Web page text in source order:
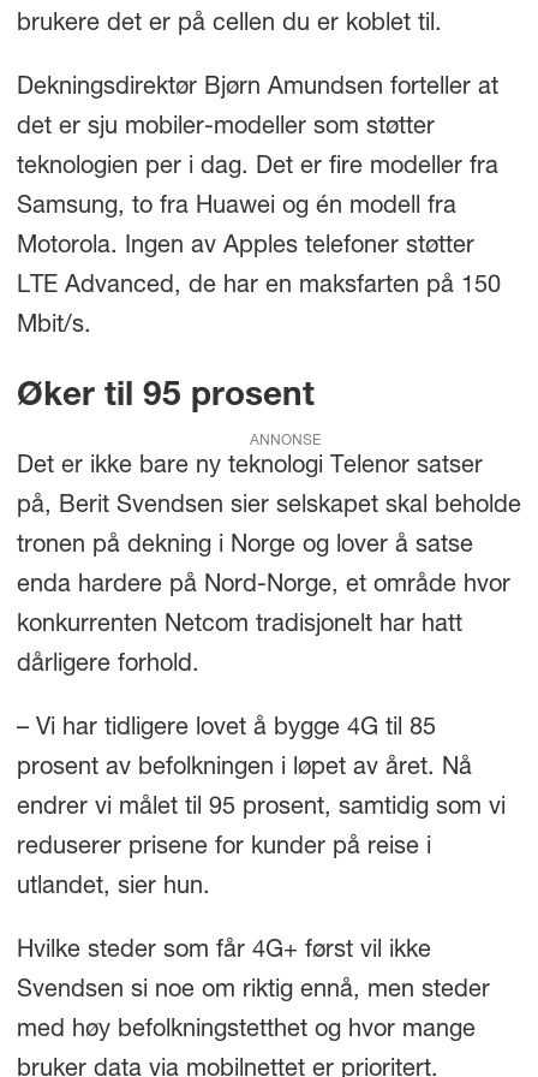
brukere det er på cellen du er koblet til.
Dekningsdirektør Bjørn Amundsen forteller at
det er sju mobiler-modeller som støtter
teknologien per i dag. Det er fire modeller fra
Samsung, to fra Huawei og én modell fra
Motorola. Ingen av Apples telefoner støtter
LTE Advanced, de har en maksfarten på 150
Mbit/s.
Øker til 95 prosent
ANNONSE
Det er ikke bare ny teknologi Telenor satser
på, Berit Svendsen sier selskapet skal beholde
tronen på dekning i Norge og lover å satse
enda hardere på Nord-Norge, et område hvor
konkurrenten Netcom tradisjonelt har hatt
dårligere forhold.
– Vi har tidligere lovet å bygge 4G til 85
prosent av befolkningen i løpet av året. Nå
endrer vi målet til 95 prosent, samtidig som vi
reduserer prisene for kunder på reise i
utlandet, sier hun.
Hvilke steder som får 4G+ først vil ikke
Svendsen si noe om riktig ennå, men steder
med høy befolkningstetthet og hvor mange
bruker data via mobilnettet er prioritert.